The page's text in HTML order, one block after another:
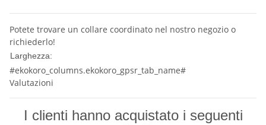
Potete trovare un collare coordinato nel nostro negozio o
richiederlo!
Larghezza:
#ekokoro_columns.ekokoro_gpsr_tab_name#
Valutazioni
I clienti hanno acquistato i seguenti